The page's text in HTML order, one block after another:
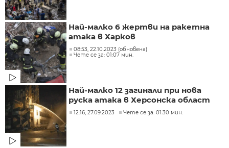
Най-малко 6 жертви на ракетна
атака в Харков
08:53, 22.10.2023 (обновена)
Чете се за: 01:07 мин.
Най-малко 12 загинали при нова
руска атака в Херсонска област
12:16, 27.09.2023 Чете се за: 01:30 мин.